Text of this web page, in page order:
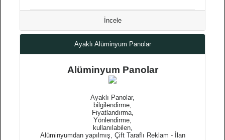
İncele
Ayaklı Alüminyum Panolar
Alüminyum Panolar
Ayaklı Panolar,
bilgilendirme,
Fiyatlandırma,
Yönlendirme,
kullanılabilen,
Alüminyumdan yapılmış, Çift Taraflı Reklam - İlan